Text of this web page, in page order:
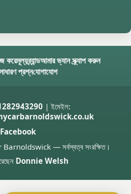
করেমূল্যব্র্যান্ডআমার ভ্যান স্ক্র্যাপ করুন
প্রশ্নযোগাযোগ
| ইমেইল:
Facebook
— সর্বস্বত্ব সংরক্ষিত।
Donnie Welsh